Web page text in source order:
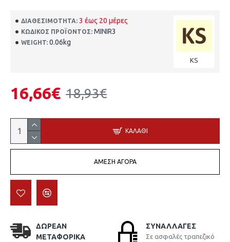
ΔΙΑΘΕΣΙΜΌΤΗΤΑ: 3 έως 20 μέρες
ΚΩΔΙΚΌΣ ΠΡΟΪΌΝΤΟΣ: MINIR3
WEIGHT: 0.06kg
KS
18,93€
16,66€
ΚΑΛΆΘΙ
ΆΜΕΣΗ ΑΓΟΡΆ
ΔΩΡΕΆΝ
ΜΕΤΑΦΟΡΙΚΆ
ΣΥΝΑΛΛΑΓΈΣ
Σε ασφαλές τραπεζικό